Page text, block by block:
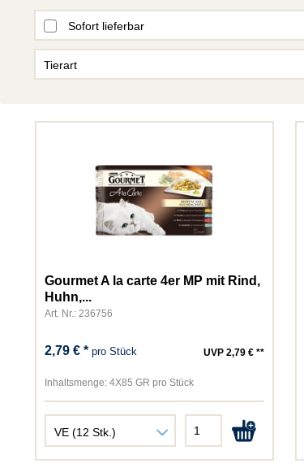
Sofort lieferbar
Tierart
Hund
Kleintiere
Vogel
Gourmet A la carte 4er MP mit Rind,
Huhn,...
Art. Nr.: 236756
2,79 € * pro Stück UVP 2,79 € **
Inhaltsmenge:4X85 GR pro Stück